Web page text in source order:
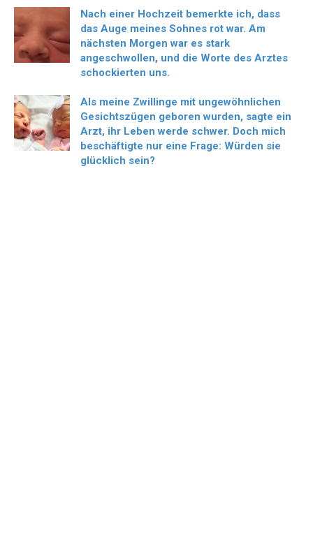
Nach einer Hochzeit bemerkte ich, dass
das Auge meines Sohnes rot war. Am
nächsten Morgen war es stark
angeschwollen, und die Worte des Arztes
schockierten uns.
Als meine Zwillinge mit ungewöhnlichen
Gesichtszügen geboren wurden, sagte ein
Arzt, ihr Leben werde schwer. Doch mich
beschäftigte nur eine Frage: Würden sie
glücklich sein?